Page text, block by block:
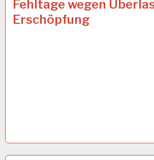
ARBEITSTAG…
Fehltage wegen
Erschöpfung